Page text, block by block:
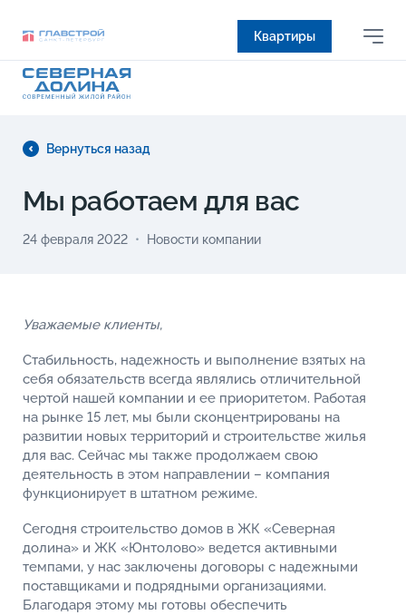
Квартиры
Вернуться назад
Мы работаем для вас
24 февраля 2022 Новости компании
Уважаемые клиенты,
Стабильность, надежность и выполнение взятых на
себя обязательств всегда являлись отличительной
чертой нашей компании и ее приоритетом. Работая
на рынке 15 лет, мы были сконцентрированы на
развитии новых территорий и строительстве жилья
для вас. Сейчас мы также продолжаем свою
деятельность в этом направлении – компания
функционирует в штатном режиме.
Сегодня строительство домов в ЖК «Северная
долина» и ЖК «Юнтолово» ведется активными
темпами, у нас заключены договоры с надежными
поставщиками и подрядными организациями.
Благодаря этому мы готовы обеспечить